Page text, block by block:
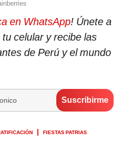
en WhatsApp! Únete a
celular y recibe las
de Perú y el mundo
FIESTAS PATRIAS